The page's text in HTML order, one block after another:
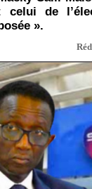
celui de
».